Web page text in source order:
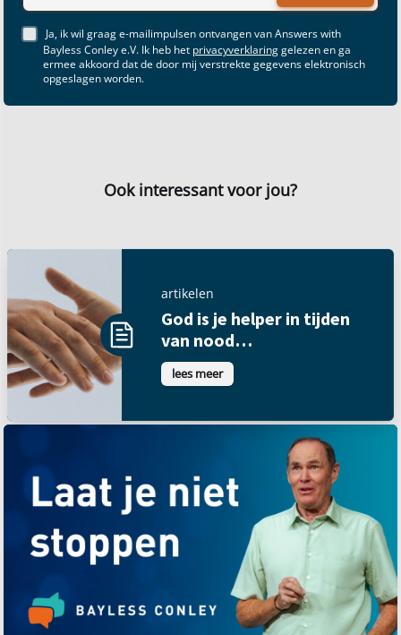
Ja, ik wil graag e-mailimpulsen ontvangen van Answers with
Bayless Conley e.V. Ik heb het privacyverklaringgelezen en ga
ermee akkoord dat de door mij verstrekte gegevens elektronisch
opgeslagen worden.
Ook interessant voor jou?
artikelen
God is je helper in tijden
van nood…
lees meer